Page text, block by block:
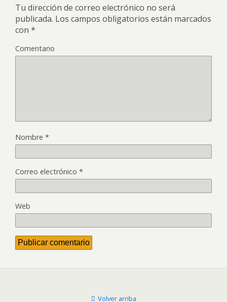
Tu dirección de correo electrónico no será
publicada. Los campos obligatorios están marcados
con *
Comentario
Nombre *
Correo electrónico *
Web
Volver arriba